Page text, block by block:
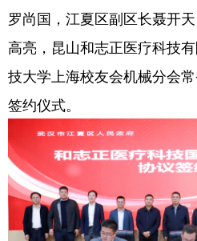
学术中国 乡村振兴
城市 旅游
彩票 娱乐
公益 一带一路
文化产业
地方频道
罗尚国，江夏区副区长聂开
高亮，昆山和志正医疗科技
技大学上海校友会机械分会
签约仪式。